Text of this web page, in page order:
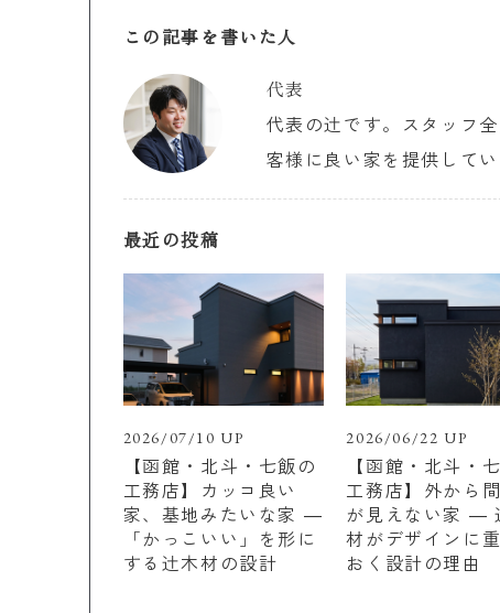
この記事を書いた人
代表
代表の辻です。スタッフ
客様に良い家を提供してい
最近の投稿
2026/07/10 UP
【函館・北斗・七飯の
工務店】カッコ良い
家、基地みたいな家 ―
「かっこいい」を形に
する辻木材の設計
2026/06/22 UP
【函館・北斗・
工務店】外から
が見えない家 ―
材がデザインに
おく設計の理由